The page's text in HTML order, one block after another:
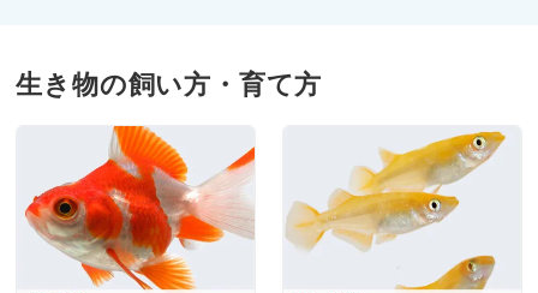
生き物の飼い方・育て方